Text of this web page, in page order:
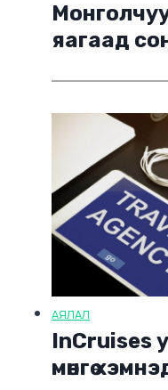
яагаад
АЯЛАЛ
InCruises
мөнгө